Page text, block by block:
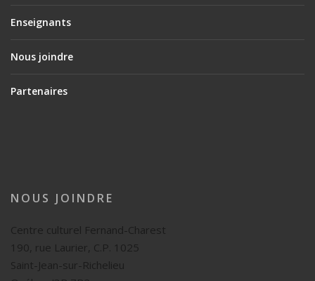
Enseignants
Nous joindre
Partenaires
NOUS JOINDRE
Centre culturel Fernand-Charest
190, rue Laurier, C.P. 1025
Saint-Jean-sur-Richelieu